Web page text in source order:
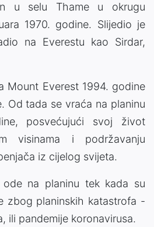
u selu Thame u okrugu
1970. godine. Slijedio je
na Everestu kao Sirdar,
Mount Everest 1994. godine
Od tada se vraća na planinu
posvećujući svoj život
visinama i podržavanju
iz cijelog svijeta.
na planinu tek kada su
zbog planinskih katastrofa -
ili pandemije koronavirusa.